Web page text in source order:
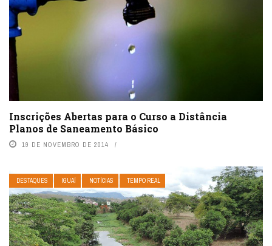
Inscrições Abertas para o Curso a Distância
Planos de Saneamento Básico
19 DE NOVEMBRO DE 2014
DESTAQUES IGUAÍ NOTÍCIAS TEMPO REAL